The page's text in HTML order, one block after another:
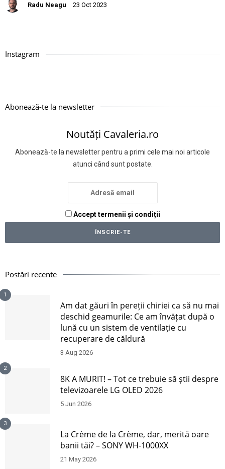
Radu Neagu 23 Oct 2023
Instagram
Abonează-te la newsletter
Noutăți Cavaleria.ro
Abonează-te la newsletter pentru a primi cele mai noi articole
atunci când sunt postate.
Accept termenii și condiții
Postări recente
1
Am dat găuri în pereții chiriei ca să nu mai
deschid geamurile: Ce am învățat după o
lună cu un sistem de ventilație cu
recuperare de căldură
3 Aug 2026
2
8K A MURIT! – Tot ce trebuie să știi despre
televizoarele LG OLED 2026
5 Jun 2026
3
La Crème de la Crème, dar, merită oare
banii tăi? – SONY WH-1000XX
21 May 2026